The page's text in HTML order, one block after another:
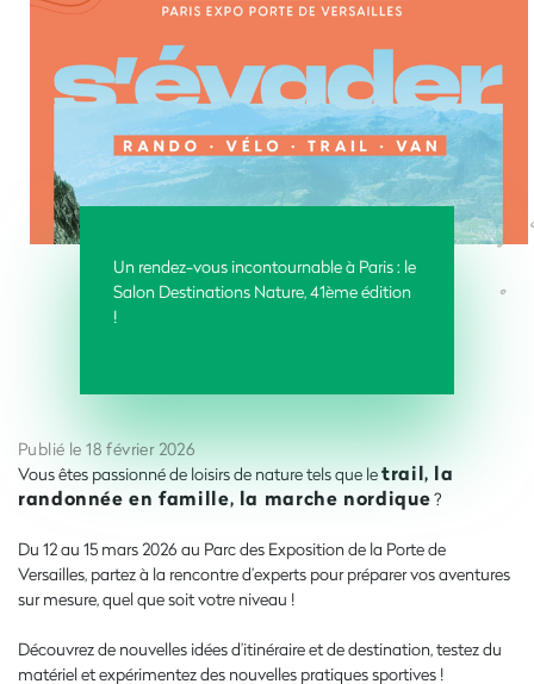
Un rendez-vous incontournable à Paris : le
Salon Destinations Nature, 41ème édition
!
Publié le 18 février 2026
Vous êtes passionné de loisirs de nature tels que letrail, la
randonnée en famille, la marche nordique?
Du 12 au 15 mars 2026 au Parc des Exposition de la Porte de
Versailles, partez à la rencontre d’experts pour préparer vos aventures
sur mesure, quel que soit votre niveau !
Découvrez de nouvelles idées d’itinéraire et de destination, testez du
matériel et expérimentez des nouvelles pratiques sportives !